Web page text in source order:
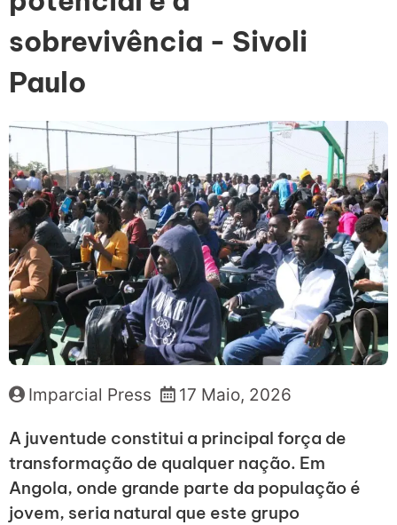
sobrevivência - Sivoli
Paulo
Imparcial Press 17 Maio, 2026
A juventude constitui a principal força de
transformação de qualquer nação. Em
Angola, onde grande parte da população é
jovem, seria natural que este grupo